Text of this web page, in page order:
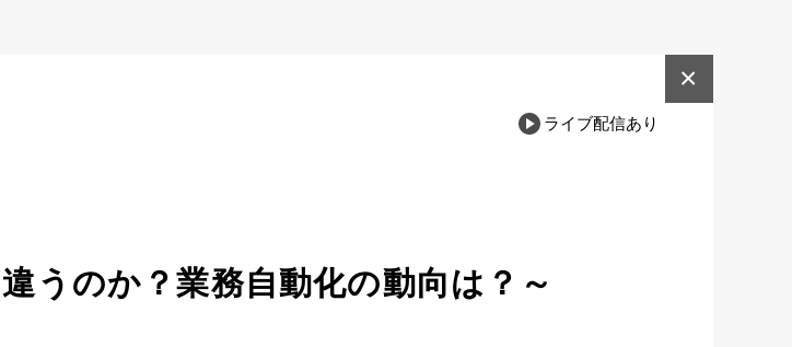
ライブ配信あり
×
うのか？業務自動化の動向は？～